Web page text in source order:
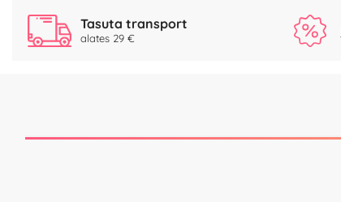
Tasuta transport
alates 29 €